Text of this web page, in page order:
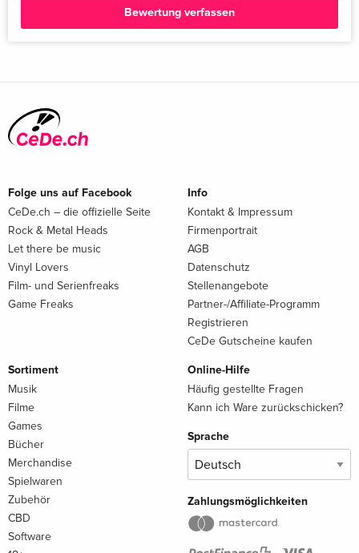
Bewertung verfassen
Folge uns auf Facebook
CeDe.ch – die offizielle Seite
Rock & Metal Heads
Let there be music
Vinyl Lovers
Film- und Serienfreaks
Game Freaks
Info
Kontakt & Impressum
Firmenportrait
AGB
Datenschutz
Stellenangebote
Partner-/Affiliate-Programm
Registrieren
CeDe Gutscheine kaufen
Sortiment
Musik
Filme
Games
Bücher
Merchandise
Spielwaren
Zubehör
CBD
Software
Online-Hilfe
Häufig gestellte Fragen
Kann ich Ware zurückschicken?
Sprache
Zahlungsmöglichkeiten